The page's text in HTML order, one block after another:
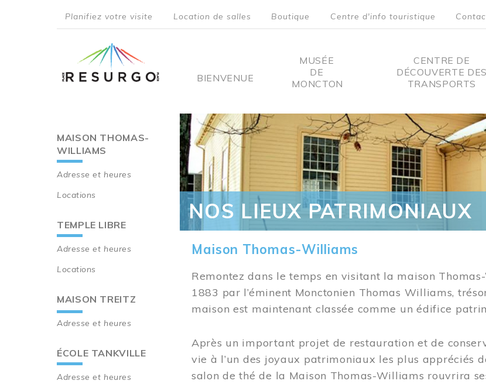
menu
Planifiez votre visite Location de salles Boutique Centre d'info touristique
Main
BIENVENUE
MUSÉE
DE
MONCTON
CENTRE DE
DÉCOUVERTE DES
TRANSPORTS
Main
navigation
MAISON THOMAS-
WILLIAMS
Adresse et heures
Locations
TEMPLE LIBRE
Adresse et heures
Locations
MAISON TREITZ
Adresse et heures
ÉCOLE TANKVILLE
Adresse et heures
NOS LIEUX PATRIMONIAUX
Maison Thomas-Williams
Remontez dans le temps en visitant la maison
1883 par l’éminent Monctonien Thomas Williams,
maison est maintenant classée comme un édifice
Après un important projet de restauration et de
vie à l’un des joyaux patrimoniaux les plus appréciés
salon de thé de la Maison Thomas-Williams rouvrira